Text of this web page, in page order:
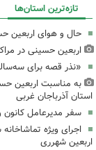
تازه‌ترین استان‌ها
حال و هوای اربعین
اربعین حسینی در
«نذر قصه برای
به مناسبت اربعین
استان آذرباجان غربی
سفر مدیرعامل کانون
اجرای ویژه
اربعین شهرری